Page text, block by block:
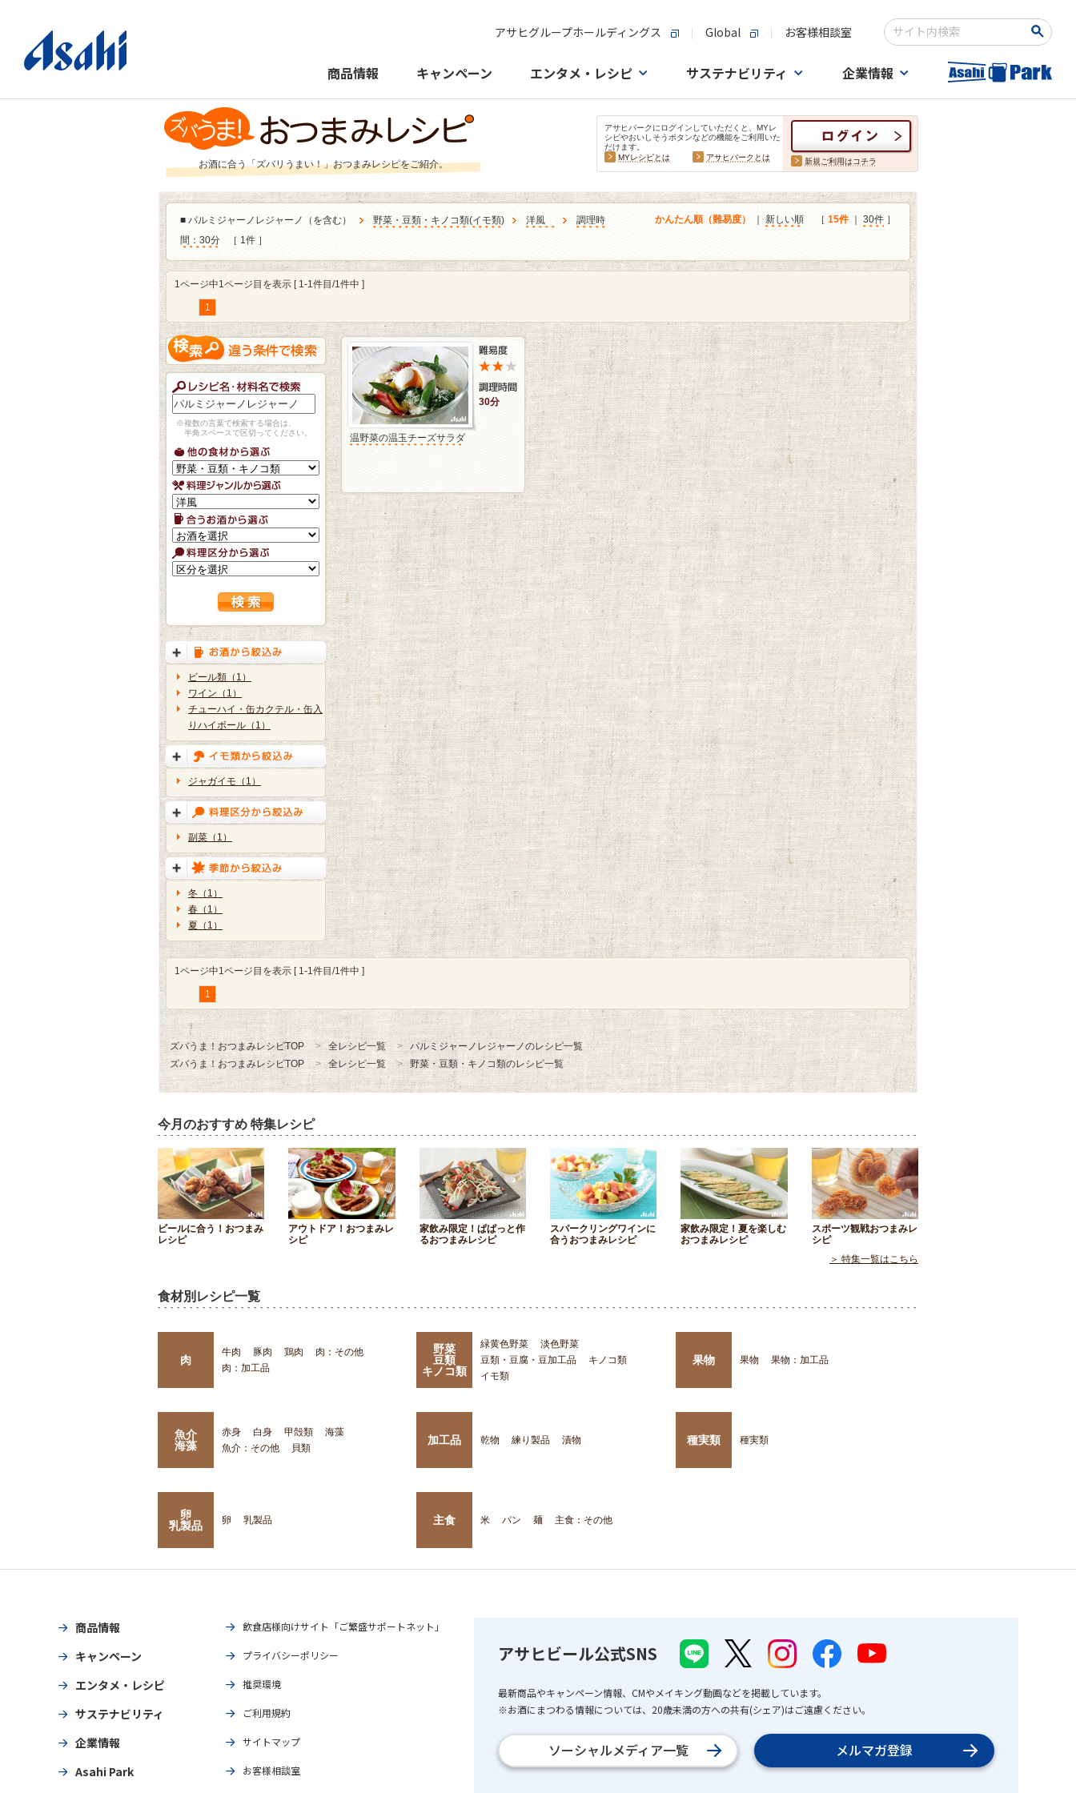
アサヒグループホールディングス Global お客様相談室
検索キーワード入力
商品情報 キャンペーン エンタメ・レシピ サステナビリティ 企業情報
お酒に合う「ズバリうまい！」おつまみレシピをご紹介。
アサヒパークにログインしていただくと、MYレ
シピやおいしそうボタンなどの機能をご利用いた
だけます。
MYレシピとは
アサヒパークとは 新規ご利用はコチラ
■ パルミジャーノレジャーノ（を含む） 野菜・豆類・キノコ類(イモ類) 洋風
調理時
間：30分
［ 1件 ］
かんたん順（難易度） 新しい順 ［ 15件｜ 30件 ］
1ページ中1ページ目を表示 [ 1-1件目/1件中 ]
1
※複数の言葉で検索する場合は、
半角スペースで区切ってください。
ビール類（1）
ワイン（1）
チューハイ・缶カクテル・缶入
りハイボール（1）
ジャガイモ（1）
副菜（1）
冬（1）
春（1）
夏（1）
30分
温野菜の温玉チーズサラダ
1ページ中1ページ目を表示 [ 1-1件目/1件中 ]
1
ズバうま！おつまみレシピTOP 全レシピ一覧
パルミジャーノレジャーノのレシピ一覧
ズバうま！おつまみレシピTOP
全レシピ一覧 野菜・豆類・キノコ類のレシピ一覧
今月のおすすめ 特集レシピ
ビールに合う！おつまみ
レシピ
アウトドア！おつまみレ
シピ
家飲み限定！ぱぱっと作
るおつまみレシピ
スパークリングワインに
合うおつまみレシピ
家飲み限定！夏を楽しむ
おつまみレシピ
スポーツ観戦おつまみレ
シピ
＞ 特集一覧はこちら
食材別レシピ一覧
肉
牛肉 豚肉 鶏肉
肉：その他
肉：加工品
野菜
豆類
キノコ類
緑黄色野菜
淡色野菜
豆類・豆腐・豆加工品
キノコ類
イモ類
果物 果物 果物：加工品
魚介
海藻
赤身 白身 甲殻類
海藻
魚介：その他
貝類
加工品 乾物 練り製品 漬物 種実類 種実類
卵
乳製品
卵 乳製品 主食 米 パン 麺 主食：その他
商品情報
キャンペーン
エンタメ・レシピ
サステナビリティ
企業情報
Asahi Park
飲食店様向けサイト「ご繁盛サポートネット」
プライバシーポリシー
推奨環境
ご利用規約
サイトマップ
お客様相談室
アサヒビール公式SNS
最新商品やキャンペーン情報、CMやメイキング動画などを掲載しています。
※お酒にまつわる情報については、20歳未満の方への共有(シェア)はご遠慮ください。
ソーシャルメディア一覧 メルマガ登録